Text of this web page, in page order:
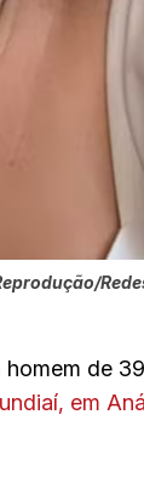
de
em